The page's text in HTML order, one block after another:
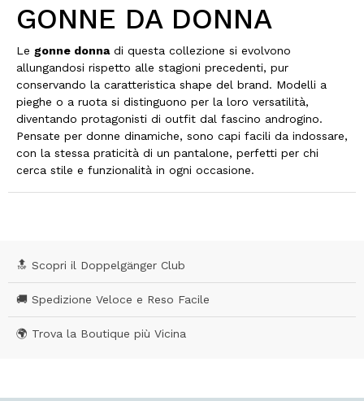
GONNE DA DONNA
Le gonne donnadi questa collezione si evolvono
allungandosi rispetto alle stagioni precedenti, pur
conservando la caratteristica shape del brand. Modelli a
pieghe o a ruota si distinguono per la loro versatilità,
diventando protagonisti di outfit dal fascino androgino.
Pensate per donne dinamiche, sono capi facili da indossare,
con la stessa praticità di un pantalone, perfetti per chi
cerca stile e funzionalità in ogni occasione.
🔝 Scopri il Doppelgänger Club
🚚 Spedizione Veloce e Reso Facile
🌍 Trova la Boutique più Vicina